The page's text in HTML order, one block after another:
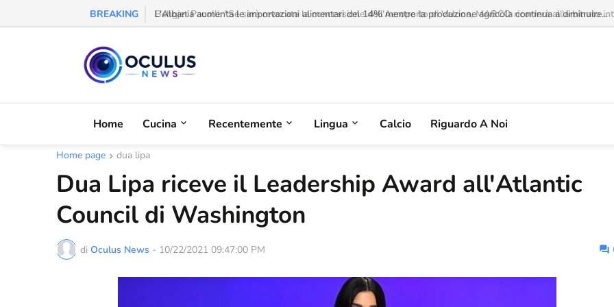
BREAKING L'Albania aumenta le importazioni alimentari del 14% mentre la produzione agricola continua a diminuire...
Home Cucina Recentemente Lingua Calcio Riguardo A Noi
Home page dua lipa
Dua Lipa riceve il Leadership Award all'Atlantic
Council di Washington
di Oculus News - 10/22/2021 09:47:00 PM